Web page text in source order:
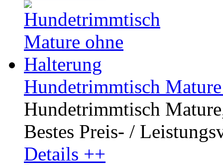
Hundetrimmtisch
Hundetrimmtisch
Bestes Preis- /
Details ++